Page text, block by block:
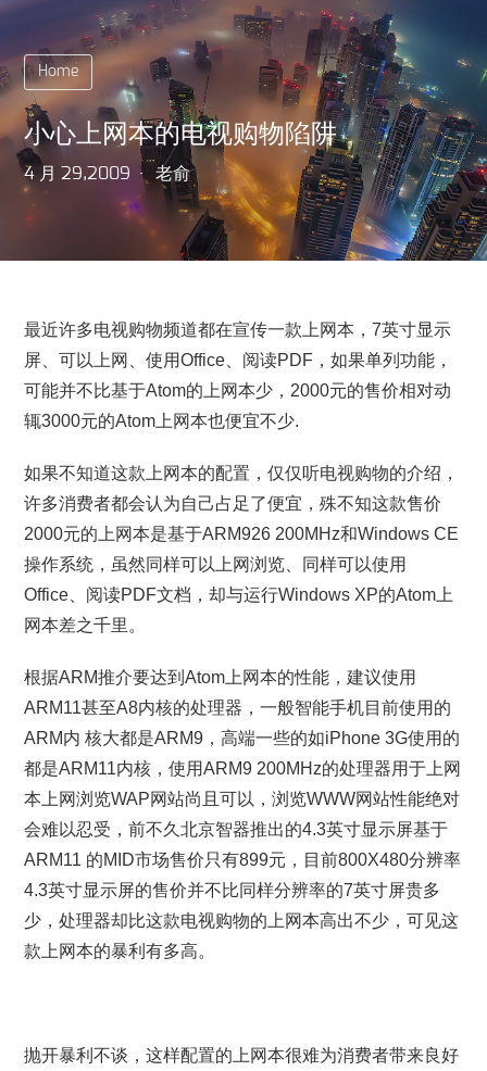
Home
小心上网本的电视购物陷阱
4 月 29,2009 老俞
最近许多电视购物频道都在宣传一款上网本，7英寸显示
屏、可以上网、使用Office、阅读PDF，如果单列功能，
可能并不比基于Atom的上网本少，2000元的售价相对动
辄3000元的Atom上网本也便宜不少.
如果不知道这款上网本的配置，仅仅听电视购物的介绍，
许多消费者都会认为自己占足了便宜，殊不知这款售价
2000元的上网本是基于ARM926 200MHz和Windows CE
操作系统，虽然同样可以上网浏览、同样可以使用
Office、阅读PDF文档，却与运行Windows XP的Atom上
网本差之千里。
根据ARM推介要达到Atom上网本的性能，建议使用
ARM11甚至A8内核的处理器，一般智能手机目前使用的
ARM内 核大都是ARM9，高端一些的如iPhone 3G使用的
都是ARM11内核，使用ARM9 200MHz的处理器用于上网
本上网浏览WAP网站尚且可以，浏览WWW网站性能绝对
会难以忍受，前不久北京智器推出的4.3英寸显示屏基于
ARM11 的MID市场售价只有899元，目前800X480分辨率
4.3英寸显示屏的售价并不比同样分辨率的7英寸屏贵多
少，处理器却比这款电视购物的上网本高出不少，可见这
款上网本的暴利有多高。
抛开暴利不谈，这样配置的上网本很难为消费者带来良好